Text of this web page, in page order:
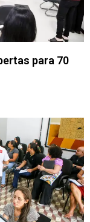
para 70